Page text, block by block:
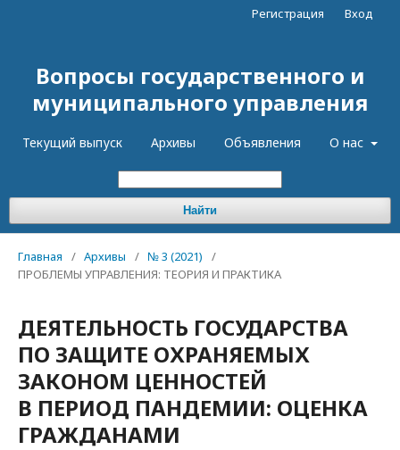
Вопросы государственного и
муниципального управления
Текущий выпуск Архивы Объявления О нас
Найти
Регистрация Вход
Главная / Архивы / № 3 (2021)
/
ПРОБЛЕМЫ УПРАВЛЕНИЯ: ТЕОРИЯ И ПРАКТИКА
ДЕЯТЕЛЬНОСТЬ ГОСУДАРСТВА
ПО ЗАЩИТЕ ОХРАНЯЕМЫХ
ЗАКОНОМ ЦЕННОСТЕЙ
В ПЕРИОД ПАНДЕМИИ: ОЦЕНКА
ГРАЖДАНАМИ